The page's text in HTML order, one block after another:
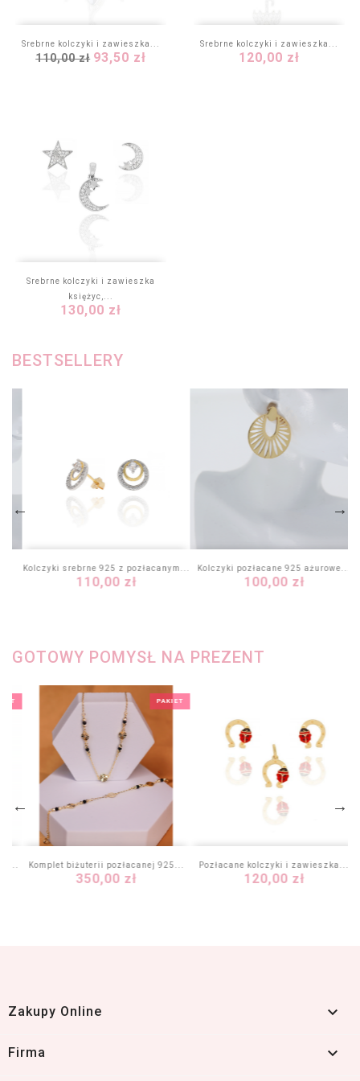
Srebrne kolczyki i zawieszka...
Cena
110,00 zł Cena
93,50 zł
Srebrne kolczyki i zawieszka...
Cena
120,00 zł
Srebrne kolczyki i zawieszka
księżyc,...
Cena
130,00 zł
BESTSELLERY
Kolczyki srebrne 925 z pozłacanym...
Cena
110,00 zł
Kolczyki pozłacane 925 ażurowe...
Cena
100,00 zł
GOTOWY POMYSŁ NA PREZENT
-... Komplet biżuterii pozłacanej 925...
Cena
350,00 zł
PAKIET
Pozłacane kolczyki i zawieszka...
Cena
120,00 zł
Zakupy Online 
Firma 